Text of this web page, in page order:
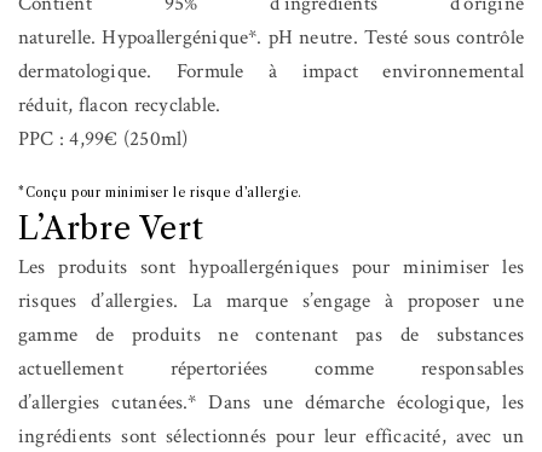
naturelle. Hypoallergénique*. pH neutre. Testé sous contrôle
dermatologique. Formule à impact environnemental
réduit, flacon recyclable.
PPC : 4,99€ (250ml)
*Conçu pour minimiser le risque d’allergie.
L’Arbre Vert
Les produits sont hypoallergéniques pour minimiser les
risques d’allergies. La marque s’engage à proposer une
gamme de produits ne contenant pas de substances
actuellement répertoriées comme responsables
d’allergies cutanées.* Dans une démarche écologique, les
ingrédients sont sélectionnés pour leur efficacité, avec un